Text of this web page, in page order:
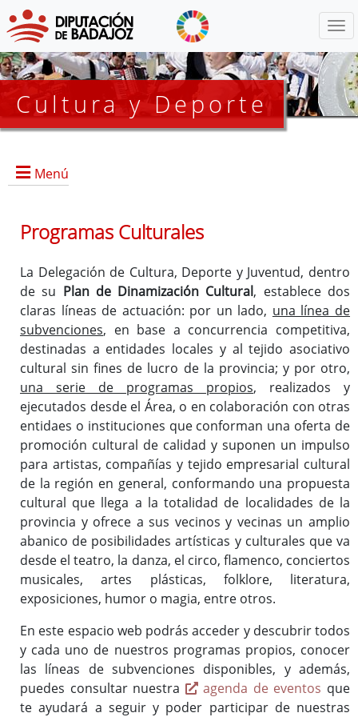
Cultura y Deporte
Menú
Noticias y Eventos
Consulta de Subvenciones
Programas Culturales
La Delegación de Cultura, Deporte y Juventud, dentro
de su Plan de Dinamización Cultural, establece dos
claras líneas de actuación: por un lado, una línea de
subvenciones, en base a concurrencia competitiva,
destinadas a entidades locales y al tejido asociativo
cultural sin fines de lucro de la provincia; y por otro,
una serie de programas propios, realizados y
ejecutados desde el Área, o en colaboración con otras
entidaes o instituciones que conforman una oferta de
promoción cultural de calidad y suponen un impulso
para artistas, compañías y tejido empresarial cultural
de la región en general, conformando una propuesta
cultural que llega a la totalidad de localidades de la
provincia y ofrece a sus vecinos y vecinas un amplio
abanico de posibilidades artísticas y culturales que va
desde el teatro, la danza, el circo, flamenco, conciertos
musicales, artes plásticas, folklore, literatura,
exposiciones, humor o magia, entre otros.
En este espacio web podrás acceder y descubrir todos
y cada uno de nuestros programas propios, conocer
las líneas de subvenciones disponibles, y además,
puedes consultar nuestra
agenda de eventos que
te ayudará a seguir y poder participar de nuestras